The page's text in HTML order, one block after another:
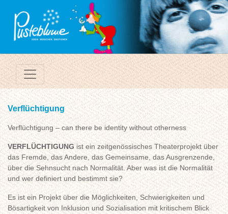
Verflüchtigung
Verflüchtigung – can there be identity without otherness
VERFLÜCHTIGUNG ist ein zeitgenössisches Theaterprojekt über
das Fremde, das Andere, das Gemeinsame, das Ausgrenzende,
über die Sehnsucht nach Normalität. Aber was ist die Normalität
und wer definiert und bestimmt sie?
Es ist ein Projekt über die Möglichkeiten, Schwierigkeiten und
Bösartigkeit von Inklusion und Sozialisation mit kritischem Blick